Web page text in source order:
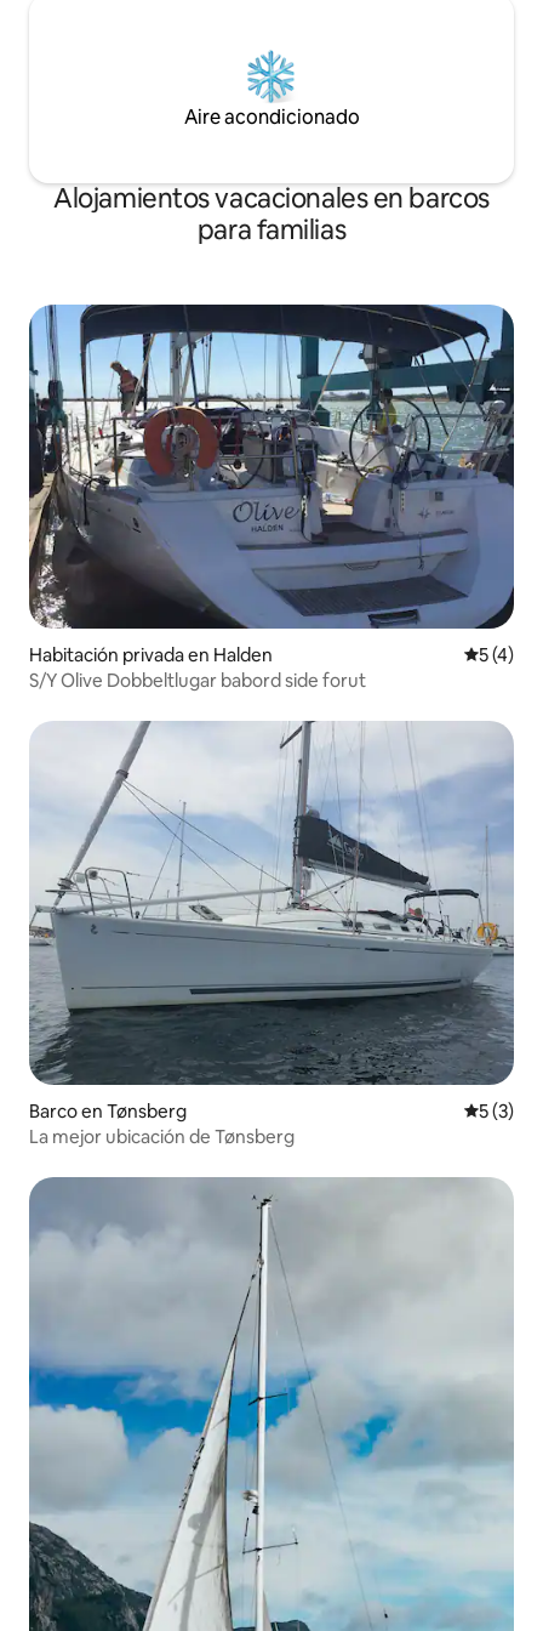
Aire acondicionado
Alojamientos vacacionales en barcos
para familias
Habitación privada en Halden
5 (4)
S/Y Olive Dobbeltlugar babord side forut
Barco en Tønsberg
5 (3)
La mejor ubicación de Tønsberg